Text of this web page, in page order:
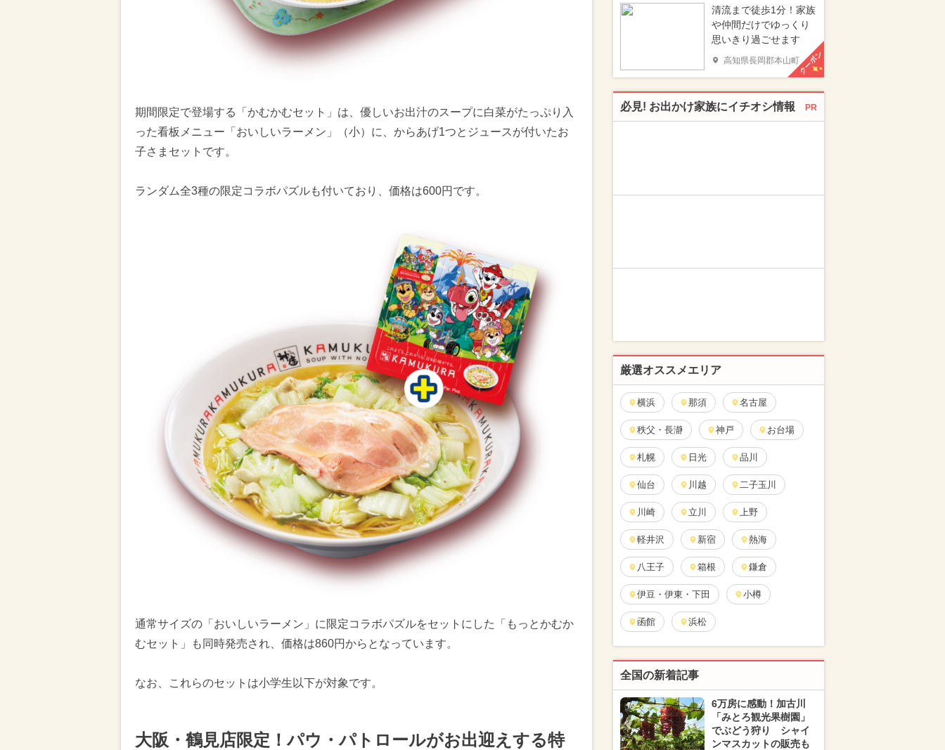
期間限定で登場する「かむかむセット」は、優しいお出汁のスープに白菜がたっぷり入
った看板メニュー「おいしいラーメン」（小）に、からあげ1つとジュースが付いたお
子さまセットです。
ランダム全3種の限定コラボパズルも付いており、価格は600円です。
通常サイズの「おいしいラーメン」に限定コラボパズルをセットにした「もっとかむか
むセット」も同時発売され、価格は860円からとなっています。
なお、これらのセットは小学生以下が対象です。
大阪・鶴見店限定！パウ・パトロールがお出迎えする特
清流まで徒歩1分！家族
や仲間だけでゆっくり
思いきり過ごせます
高知県長岡郡本山町クーポン
必見! お出かけ家族にイチオシ情報 PR
厳選オススメエリア
横浜 那須 名古屋
秩父・長瀞 神戸 お台場
札幌 日光 品川
仙台 川越 二子玉川
川崎 立川 上野
軽井沢 新宿 熱海
八王子 箱根 鎌倉
伊豆・伊東・下田 小樽
函館 浜松
全国の新着記事
6万房に感動！加古川
「みとろ観光果樹園」
でぶどう狩り シャイ
ンマスカットの販売も